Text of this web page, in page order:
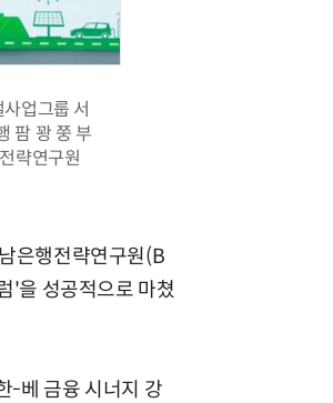
업그룹 서
팜 꽝 쭝 부
략연구원
은행전략연구원(B
'을 성공적으로 마쳤
-베 금융 시너지 강